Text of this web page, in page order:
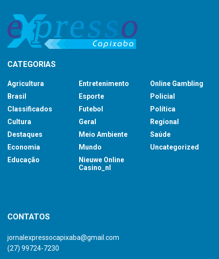
CATEGORIAS
Agricultura
Brasil
Classificados
Cultura
Destaques
Economia
Educação
Entretenimento
Esporte
Futebol
Geral
Meio Ambiente
Mundo
Nieuwe Online
Casino_nl
Online Gambling
Policial
Política
Regional
Saúde
Uncategorized
CONTATOS
jornalexpressocapixaba@gmail.com
(27) 99724-7230